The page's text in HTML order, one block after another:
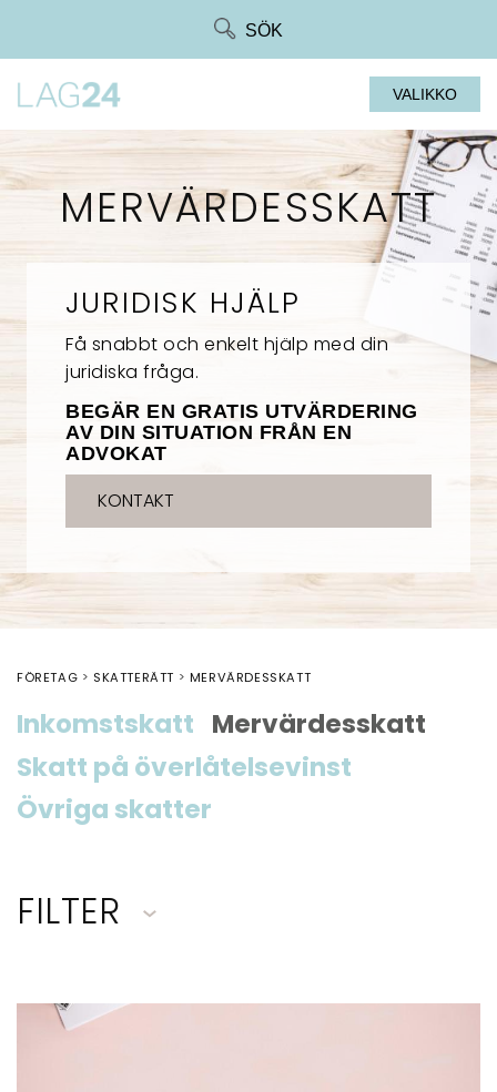
SÖK
VALIKKO
MERVÄRDESSKATT
JURIDISK HJÄLP
Få snabbt och enkelt hjälp med din
juridiska fråga.
BEGÄR EN GRATIS UTVÄRDERING
AV DIN SITUATION FRÅN EN
ADVOKAT
KONTAKT
FÖRETAG SKATTERÄTT MERVÄRDESSKATT
Inkomstskatt Mervärdesskatt
Skatt på överlåtelsevinst
Övriga skatter
FILTER